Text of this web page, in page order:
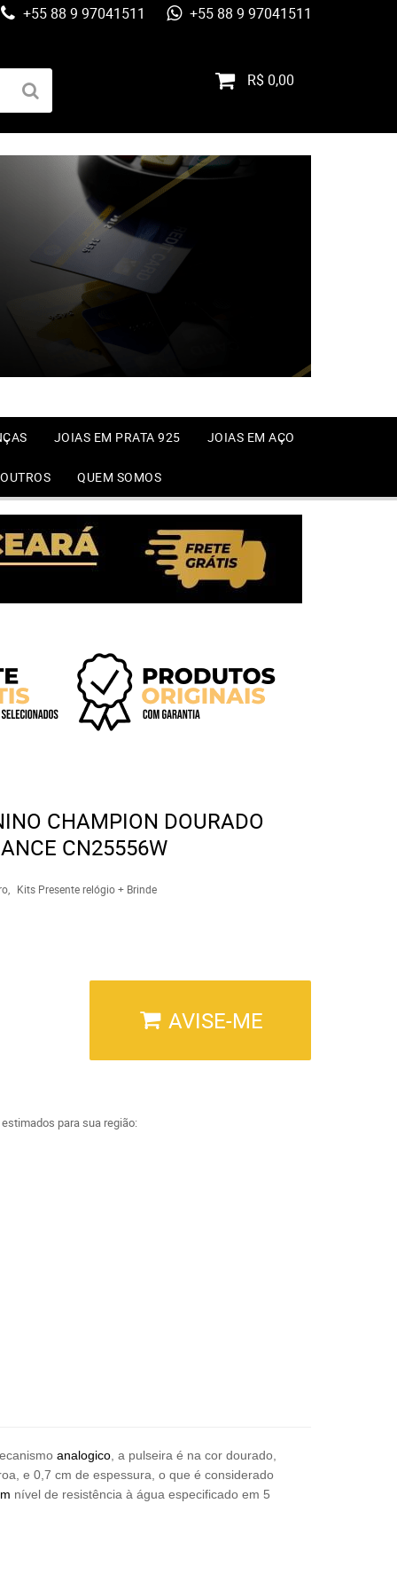
+55 88 9 97041511 +55 88 9 97041511
R$ 0,00
JOIAS EM PRATA 925 JOIAS EM AÇO
OUTROS QUEM SOMOS
CHAMPION DOURADO
CN25556W
Kits Presente relógio + Brinde
AVISE-ME
para sua região:
analogico , a pulseira é na cor dourado,
e 0,7 cm de espessura, o que é considerado
nível de resistência à água especificado em 5